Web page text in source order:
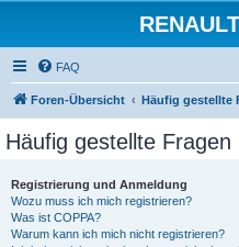
FAQ
Foren-Übersicht Häufig gestellte
Häufig gestellte Fragen
Registrierung und Anmeldung
Wozu muss ich mich registrieren?
Was ist COPPA?
Warum kann ich mich nicht registrieren?